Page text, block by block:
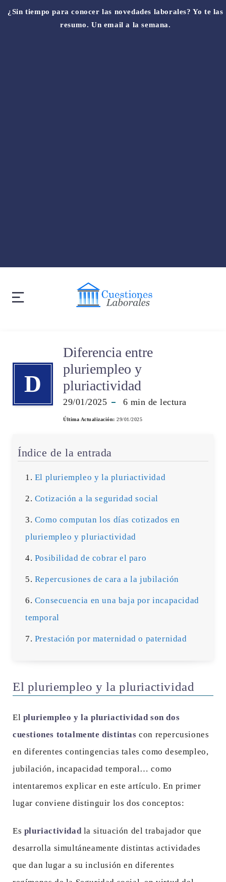
¿Sin tiempo para conocer las novedades laborales? Yo te las
resumo. Un email a la semana.
D
Diferencia entre
pluriempleo y
pluriactividad
29/01/2025 6 min de lectura
Última Actualización: 29/01/2025
Índice de la entrada
El pluriempleo y la pluriactividad
Cotización a la seguridad social
Como computan los días cotizados en
pluriempleo y pluriactividad
Posibilidad de cobrar el paro
Repercusiones de cara a la jubilación
Consecuencia en una baja por incapacidad
temporal
Prestación por maternidad o paternidad
El pluriempleo y la pluriactividad
El pluriempleo y la pluriactividad son dos
cuestiones totalmente distintas con repercusiones
en diferentes contingencias tales como desempleo,
jubilación, incapacidad temporal… como
intentaremos explicar en este artículo. En primer
lugar conviene distinguir los dos conceptos:
Es pluriactividad la situación del trabajador que
desarrolla simultáneamente distintas actividades
que dan lugar a su inclusión en diferentes